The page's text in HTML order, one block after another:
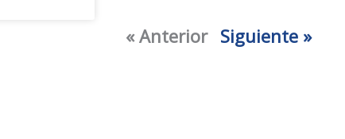
« Anterior Siguiente »